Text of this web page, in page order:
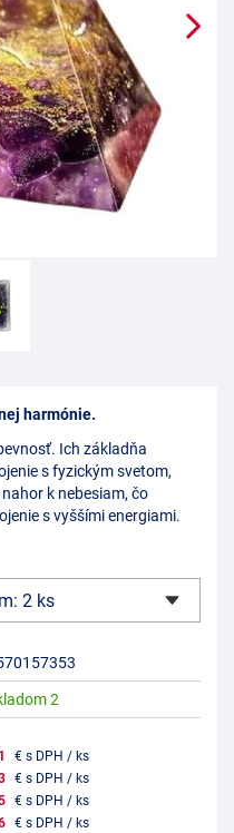
harmónie.
Ich základňa
s fyzickým svetom,
k nebesiam, čo
s vyššími energiami.
2
€ s DPH / ks
€ s DPH / ks
€ s DPH / ks
€ s DPH / ks